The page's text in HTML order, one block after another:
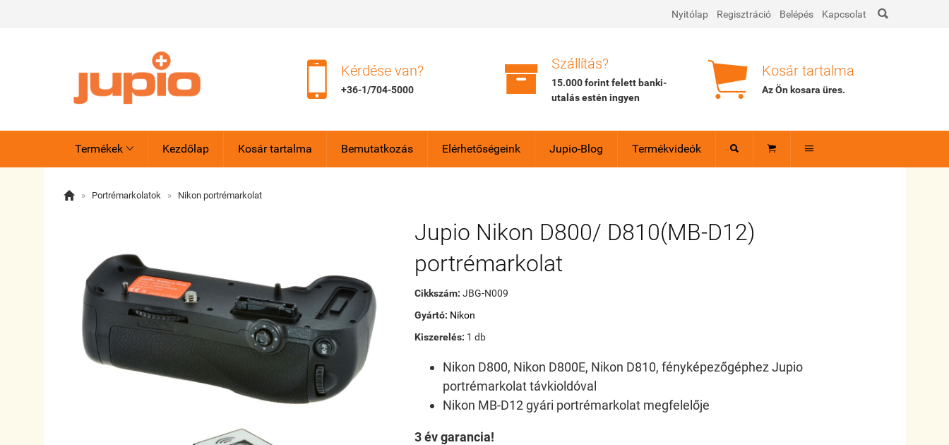
Nyitólap Regisztráció Belépés Kapcsolat 
 Kérdése van?
+36-1/704-5000  Szállítás?
15.000 forint felett banki-
utalás estén ingyen
 Kosár tartalma
Az Ön kosaraüres.
Termékek  Kezdőlap Kosár tartalma Bemutatkozás Elérhetőségeink Jupio-Blog Termékvideók   
 » Portrémarkolatok » Nikon portrémarkolat
Jupio Nikon D800/ D810(MB-D12)
portrémarkolat
Cikkszám: JBG-N009
Gyártó: Nikon
Kiszerelés: 1 db
Nikon D800, Nikon D800E, Nikon D810, fényképezőgéphez Jupio
portrémarkolat távkioldóval
Nikon MB-D12 gyári portrémarkolat megfelelője
3 év garancia!